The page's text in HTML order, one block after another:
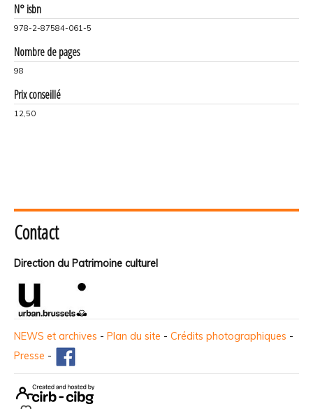
N° isbn
978-2-87584-061-5
Nombre de pages
98
Prix conseillé
12,50
Contact
Direction du Patrimoine culturel
NEWS et archives - Plan du site - Crédits photographiques -
Presse -